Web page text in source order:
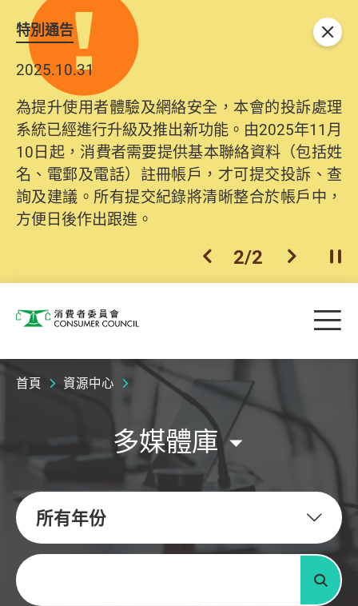
特別通告
2025.10.31
為提升使用者體驗及網絡安全，本會的投訴處理
系統已經進行升級及推出新功能。由2025年11月
10日起，消費者需要提供基本聯絡資料（包括姓
名、電郵及電話）註冊帳戶，才可提交投訴、查
詢及建議。所有提交紀錄將清晰整合於帳戶中，
方便日後作出跟進。
上一個
2/2 下一個開
關閉
消費者委員會 目
首頁 資源中心
多媒體庫
所有年份
關鍵字
搜尋